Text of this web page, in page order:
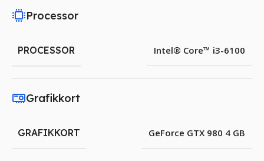
Processor
PROCESSOR Intel® Core™ i3-6100
Grafikkort
GRAFIKKORT GeForce GTX 980 4 GB